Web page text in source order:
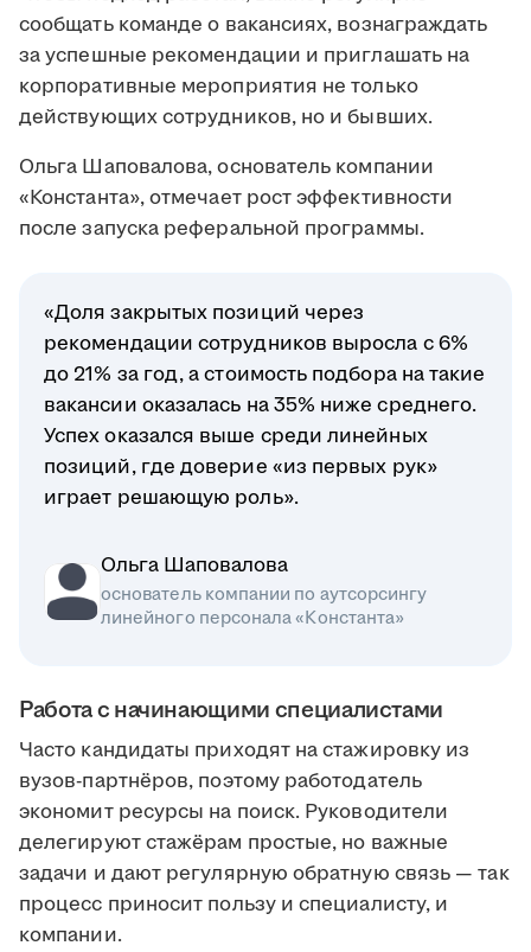
сообщать команде о вакансиях, вознаграждать
за успешные рекомендации и приглашать на
корпоративные мероприятия не только
действующих сотрудников, но и бывших.
Ольга Шаповалова, основатель компании
«Константа», отмечает рост эффективности
после запуска реферальной программы.
«Доля закрытых позиций через
рекомендации сотрудников выросла с 6%
до 21% за год, а стоимость подбора на такие
вакансии оказалась на 35% ниже среднего.
Успех оказался выше среди линейных
позиций, где доверие «из первых рук»
играет решающую роль».
Ольга Шаповалова
основатель компании по аутсорсингу
линейного персонала «Константа»
Работа с начинающими специалистами
Часто кандидаты приходят на стажировку из
вузов-партнёров, поэтому работодатель
экономит ресурсы на поиск. Руководители
делегируют стажёрам простые, но важные
задачи и дают регулярную обратную связь — так
процесс приносит пользу и специалисту, и
компании.